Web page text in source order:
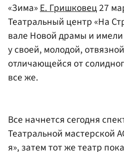
«Зима»Е. Гришковец27
Театральный центр «На
вале Новой драмы и
у своей, молодой,
отличающейся от
все же.
Все начнется сегодня
Театральной мастерской
я», затем тот же театр